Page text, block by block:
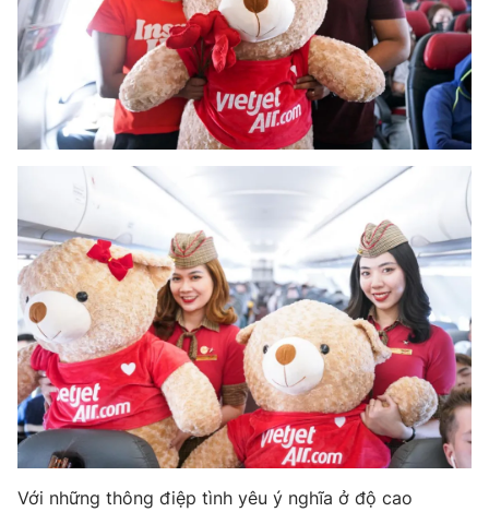
Với những thông điệp tình yêu ý nghĩa ở độ cao